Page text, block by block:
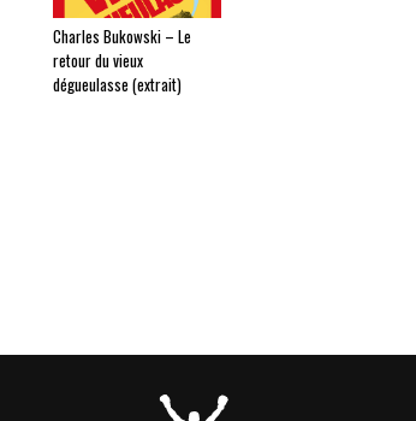
Charles Bukowski – Le
retour du vieux
dégueulasse (extrait)